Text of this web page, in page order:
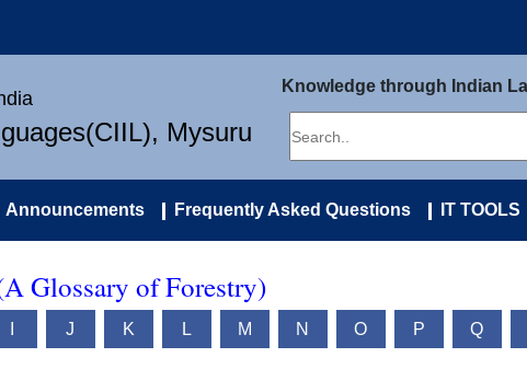
Mysuru
Knowledge through Indian
Announcements Frequently Asked Questions IT TOOLS
Glossary of Forestry)
J K L M N O P Q